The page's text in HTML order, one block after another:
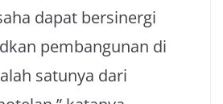
dapat bersinergi
pembangunan di
satunya dari